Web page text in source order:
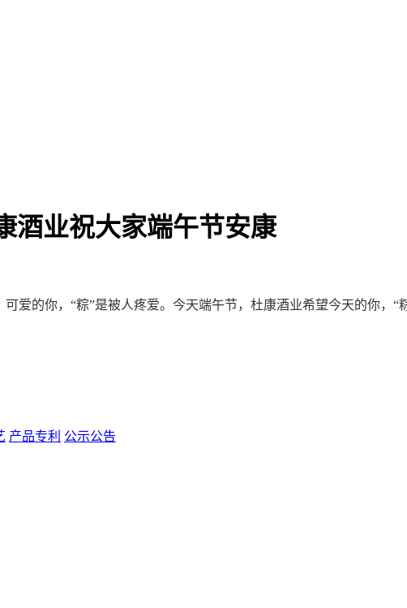
酒业祝大家端午节安康
的你，“粽”是被人疼爱。今天端午节，杜康酒业希望今天的你，“
产品专利 公示公告